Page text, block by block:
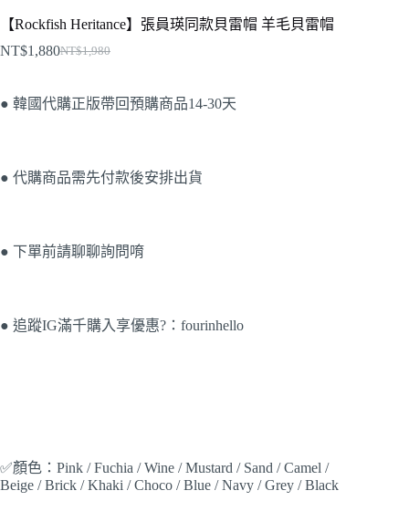
【Rockfish Heritance】張員瑛同款貝雷帽 羊毛貝雷帽
NT$1,980
NT$1,880
● 韓國代購正版帶回預購商品14-30天
● 代購商品需先付款後安排出貨
● 下單前請聊聊詢問唷
● 追蹤IG滿千購入享優惠?：fourinhello
✅顏色：Pink / Fuchia / Wine / Mustard / Sand / Camel /
Beige / Brick / Khaki / Choco / Blue / Navy / Grey / Black